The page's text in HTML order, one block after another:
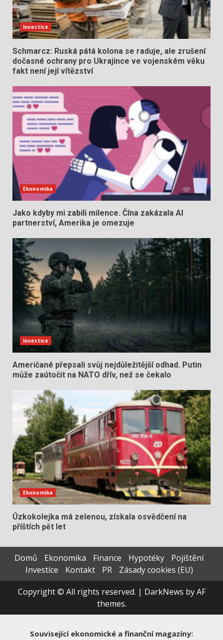
Investice
Schmarcz: Ruská pátá kolona se raduje, ale zrušení
dočasné ochrany pro Ukrajince ve vojenském věku
fakt není její vítězství
Ekonomika
Jako kdyby mi zabili milence. Čína zakázala AI
partnerství, Amerika je omezuje
Investice
Američané přepsali svůj nejdůležitější odhad. Putin
může zaútočit na NATO dřív, než se čekalo
Ekonomika
Úzkokolejka má zelenou, získala osvědčení na
příštích pět let
Domů Ekonomika Finance Hypotéky
Pojištění
Investice
Kontakt PR
Zásady cookies (EU)
Copyright © All rights reserved. | DarkNews by AF
themes.
Související ekonomické a finanční magazíny: